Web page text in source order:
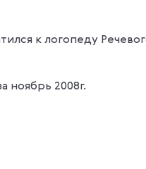
к логопеду
ноябрь 2008г.